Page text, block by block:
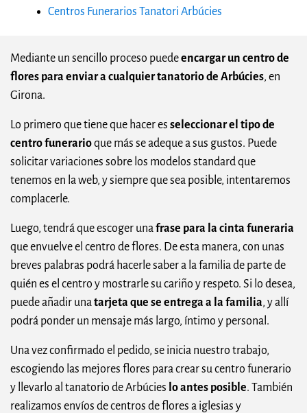
Centros Funerarios Tanatori Arbúcies
Mediante un sencillo proceso puedeencargar un centro de
flores para enviar a cualquier tanatorio de Arbúcies, en
Girona.
Lo primero que tiene que hacer es seleccionar el tipo de
centro funerarioque más se adeque a sus gustos. Puede
solicitar variaciones sobre los modelos standard que
tenemos en la web, y siempre que sea posible, intentaremos
complacerle.
Luego, tendrá que escoger unafrase para la cinta funeraria
que envuelve el centro de flores. De esta manera, con unas
breves palabras podrá hacerle saber a la familia de parte de
quién es el centro y mostrarle su cariño y respeto. Si lo desea,
puede añadir unatarjeta que se entrega a la familia, y allí
podrá ponder un mensaje más largo, íntimo y personal.
Una vez confirmado el pedido, se inicia nuestro trabajo,
escogiendo las mejores flores para crear su centro funerario
y llevarlo al tanatorio de Arbúcies lo antes posible. También
realizamos envíos de centros de flores a iglesias y